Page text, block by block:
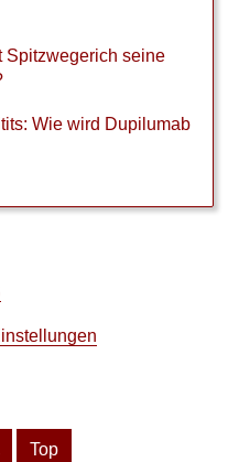
Spitzwegerich seine
Wie wird Dupilumab
Top